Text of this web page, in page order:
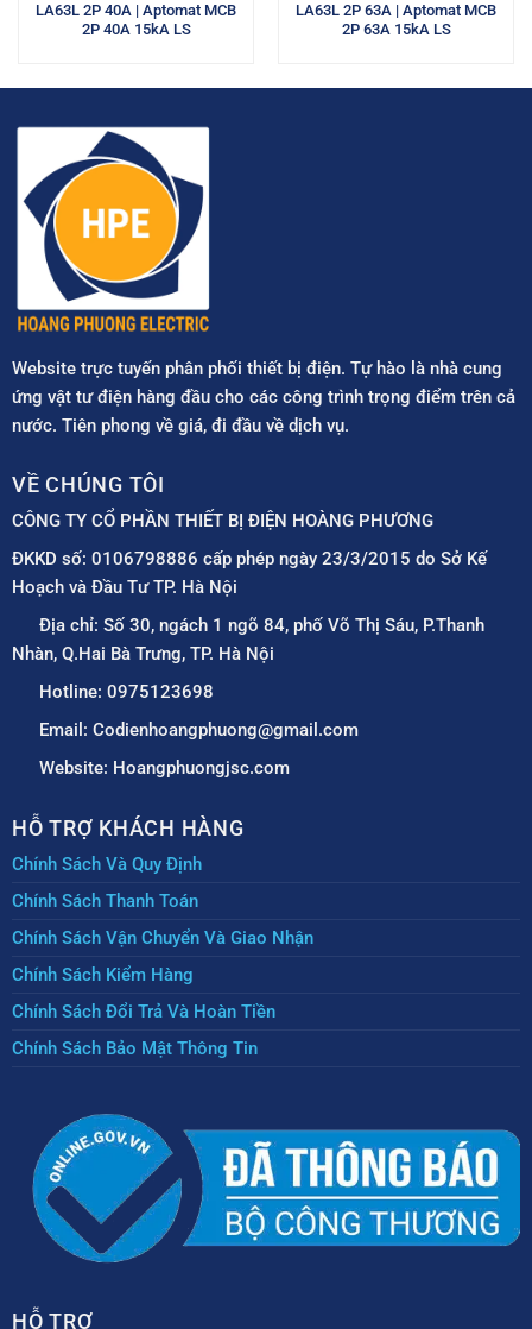
LA63L 2P 40A | Aptomat MCB
2P 40A 15kA LS
LA63L 2P 63A | Aptomat MCB
2P 63A 15kA LS
Website trực tuyến phân phối thiết bị điện. Tự hào là nhà cung
ứng vật tư điện hàng đầu cho các công trình trọng điểm trên cả
nước. Tiên phong về giá, đi đầu về dịch vụ.
VỀ CHÚNG TÔI
CÔNG TY CỔ PHẦN THIẾT BỊ ĐIỆN HOÀNG PHƯƠNG
ĐKKD số: 0106798886 cấp phép ngày 23/3/2015 do Sở Kế
Hoạch và Đầu Tư TP. Hà Nội
Địa chỉ: Số 30, ngách 1 ngõ 84, phố Võ Thị Sáu, P.Thanh
Nhàn, Q.Hai Bà Trưng, TP. Hà Nội
Hotline: 0975123698
Email: Codienhoangphuong@gmail.com
Website: Hoangphuongjsc.com
HỖ TRỢ KHÁCH HÀNG
Chính Sách Và Quy Định
Chính Sách Thanh Toán
Chính Sách Vận Chuyển Và Giao Nhận
Chính Sách Kiểm Hàng
Chính Sách Đổi Trả Và Hoàn Tiền
Chính Sách Bảo Mật Thông Tin
HỖ TRỢ